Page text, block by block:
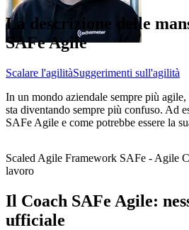
La descrizione delle
SAFe Agile
Scalare l'agilitàSuggerimenti sull'agilità
In un mondo aziendale sempre più
sta diventando sempre più confuso. Ad
SAFe Agile e come potrebbe essere la
Scaled Agile Framework SAFe - Agile
lavoro
Il Coach SAFe Agile:
ufficiale